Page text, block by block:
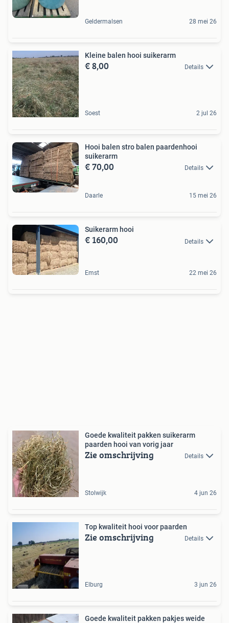
Geldermalsen 28 mei 26
Kleine balen hooi suikerarm
€ 8,00 Details
Soest 2 jul 26
Hooi balen stro balen paardenhooi
suikerarm
€ 70,00 Details
Daarle 15 mei 26
Suikerarm hooi
€ 160,00 Details
Emst 22 mei 26
Goede kwaliteit pakken suikerarm
paarden hooi van vorig jaar
Zie omschrijving Details
Stolwijk 4 jun 26
Top kwaliteit hooi voor paarden
Zie omschrijving Details
Elburg 3 jun 26
Goede kwaliteit pakken pakjes weide